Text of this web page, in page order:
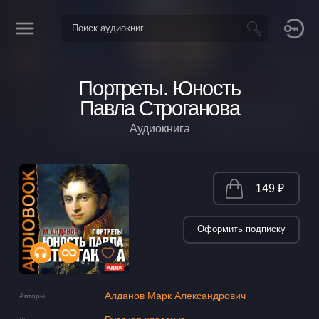
Портреты. Юность
Павла Строганова
Аудиокнига
Авторы Алданов Марк Александрович
149 ₽
Оформить подписку